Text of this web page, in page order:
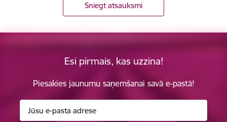
Sniegt atsauksmi
Esi pirmais, kas uzzina!
Piesakies jaunumu saņemšanai savā e-pastā!